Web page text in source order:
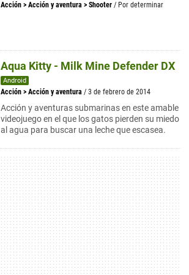
Acción > Acción y aventura > Shooter / Por determinar
Aqua Kitty - Milk Mine Defender DX
Android
Acción > Acción y aventura / 3 de febrero de 2014
Acción y aventuras submarinas en este amable
videojuego en el que los gatos pierden su miedo
al agua para buscar una leche que escasea.